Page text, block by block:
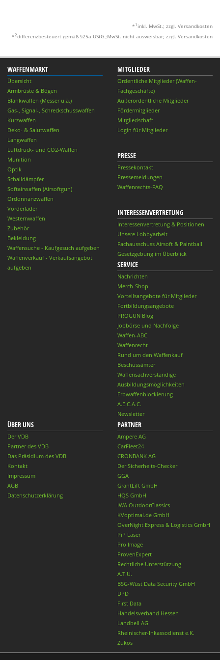
* 1 inkl. MwSt.; zzgl. Versandkosten
*2differenzbesteuert gemäß §25a UStG.;MwSt. nicht ausweisbar; zzgl. Versandkosten
WAFFENMARKT
Übersicht
Armbrüste & Bögen
Blankwaffen (Messer u.ä.)
Gas-, Signal-, Schreckschusswaffen
Kurzwaffen
Deko- & Salutwaffen
Langwaffen
Luftdruck- und CO2-Waffen
Munition
Optik
Schalldämpfer
Softairwaffen (Airsoftgun)
Ordonnanzwaffen
Vorderlader
Westernwaffen
Zubehör
Bekleidung
Waffensuche - Kaufgesuch aufgeben
Waffenverkauf - Verkaufsangebot
aufgeben
MITGLIEDER
Ordentliche Mitglieder (Waffen-
Fachgeschäfte)
Außerordentliche Mitglieder
Fördermitglieder
Mitgliedschaft
Login für Mitglieder
PRESSE
Pressekontakt
Pressemeldungen
Waffenrechts-FAQ
INTERESSENVERTRETUNG
Interessenvertretung & Positionen
Unsere Lobbyarbeit
Fachausschuss Airsoft & Paintball
Gesetzgebung im Überblick
SERVICE
Nachrichten
Merch-Shop
Vorteilsangebote für Mitglieder
Fortbildungsangebote
PROGUN Blog
Jobbörse und Nachfolge
Waffen-ABC
Waffenrecht
Rund um den Waffenkauf
Beschussämter
Waffensachverständige
Ausbildungsmöglichkeiten
Erbwaffenblockierung
A.E.C.A.C.
Newsletter
ÜBER UNS
Der VDB
Partner des VDB
Das Präsidium des VDB
Kontakt
Impressum
AGB
Datenschutzerklärung
PARTNER
Ampere AG
CarFleet24
CRONBANK AG
Der Sicherheits-Checker
GGA
GrantLift GmbH
HQS GmbH
IWA OutdoorClassics
KVoptimal.de GmbH
OverNight Express & Logistics GmbH
PiP Laser
Pro Image
ProvenExpert
Rechtliche Unterstützung
A.T.U.
BSG-Wüst Data Security GmbH
DPD
First Data
Handelsverband Hessen
Landbell AG
Rheinischer-Inkassodienst e.K.
Zukos